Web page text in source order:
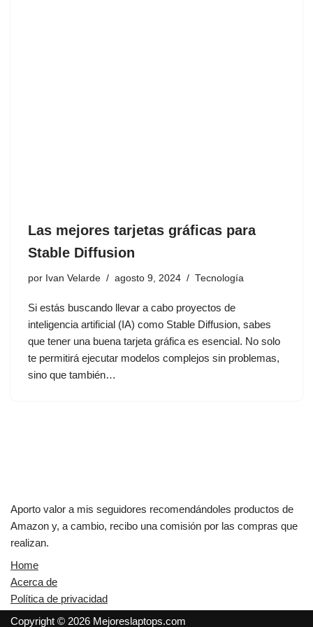
Las mejores tarjetas gráficas para
Stable Diffusion
por Ivan Velarde agosto 9, 2024 Tecnología
Si estás buscando llevar a cabo proyectos de
inteligencia artificial (IA) como Stable Diffusion, sabes
que tener una buena tarjeta gráfica es esencial. No solo
te permitirá ejecutar modelos complejos sin problemas,
sino que también…
Aporto valor a mis seguidores recomendándoles productos de
Amazon y, a cambio, recibo una comisión por las compras que
realizan.
Home
Acerca de
Política de privacidad
Copyright © 2026 Mejoreslaptops.com